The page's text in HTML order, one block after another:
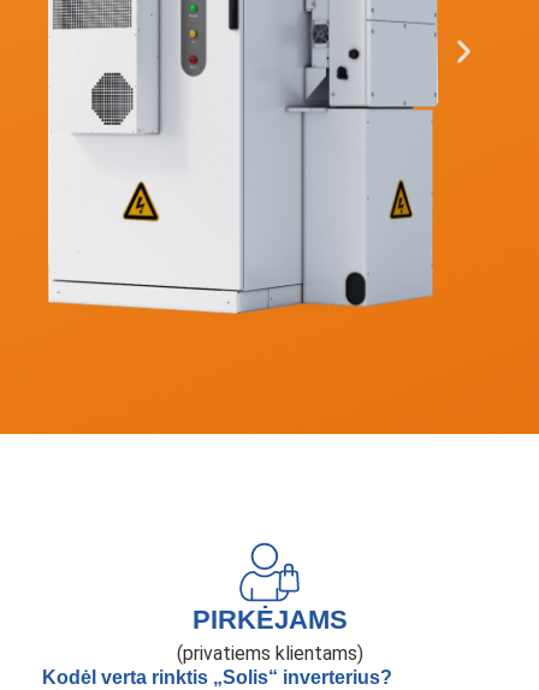
PIRKĖJAMS
(privatiems klientams)
Kodėl verta rinktis „Solis“ inverterius?